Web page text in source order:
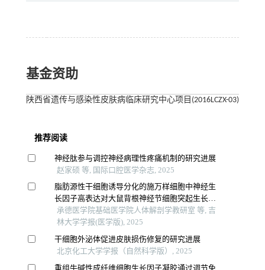
基金资助
陕西省遗传与感染性皮肤病临床研究中心项目(2016LCZX-03)